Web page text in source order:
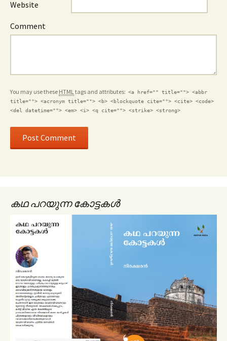
Website
Comment
You may use these HTMLtags and attributes: <a href="" title=""> <abbr
title=""> <acronym title=""> <b> <blockquote cite=""> <cite> <code>
<del datetime=""> <em> <i> <q cite=""> <strike> <strong>
കഥ പറയുന്ന കോട്ടകൾ